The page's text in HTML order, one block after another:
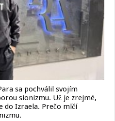
sa pochválil svojím
sionizmu. Už je zrejmé,
do Izraela. Prečo mlčí